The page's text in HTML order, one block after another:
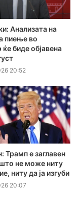
Анализата на
пиење во
ќе биде објавена
20:52
Трамп е заглавен
што не може ниту
ниту да ја изгуби
20:07